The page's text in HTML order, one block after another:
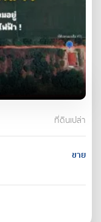
ที่ดินเปล่า
ขาย